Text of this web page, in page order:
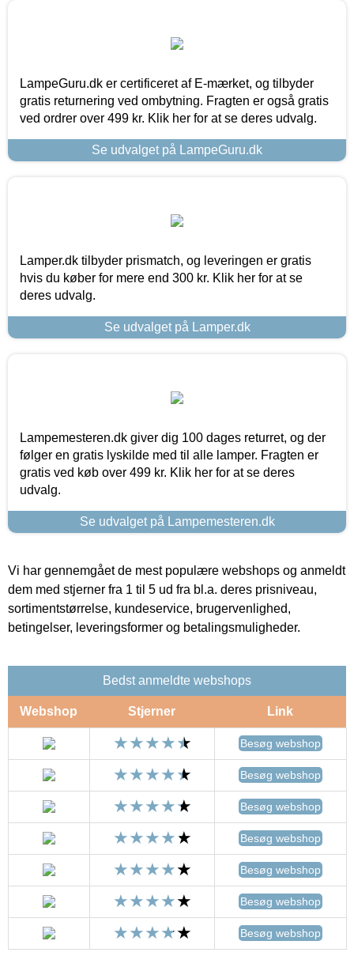
LampeGuru.dk er certificeret af E-mærket, og tilbyder
gratis returnering ved ombytning. Fragten er også gratis
ved ordrer over 499 kr. Klik her for at se deres udvalg.
Se udvalget på LampeGuru.dk
Lamper.dk tilbyder prismatch, og leveringen er gratis
hvis du køber for mere end 300 kr. Klik her for at se
deres udvalg.
Se udvalget på Lamper.dk
Lampemesteren.dk giver dig 100 dages returret, og der
følger en gratis lyskilde med til alle lamper. Fragten er
gratis ved køb over 499 kr. Klik her for at se deres
udvalg.
Se udvalget på Lampemesteren.dk
Vi har gennemgået de mest populære webshops og anmeldt
dem med stjerner fra 1 til 5 ud fra bl.a. deres prisniveau,
sortimentstørrelse, kundeservice, brugervenlighed,
betingelser, leveringsformer og betalingsmuligheder.
Bedst anmeldte webshops
Webshop Stjerner Link
Besøg webshop
Besøg webshop
Besøg webshop
Besøg webshop
Besøg webshop
Besøg webshop
Besøg webshop